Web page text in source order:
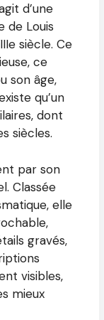
d’une
de Louis
siècle. Ce
ce
son âge,
qu’un
dont
siècles.
par son
Classée
elle
gravés,
visibles,
mieux